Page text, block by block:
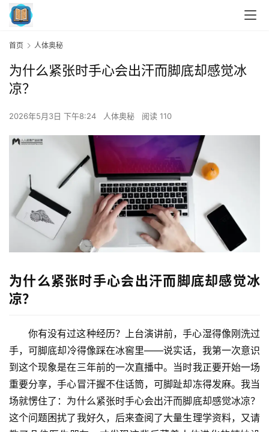
首页 人体奥秘
为什么紧张时手心会出汗而脚底却感觉冰
凉？
2026年5月3日 下午8:24 人体奥秘 阅读 110
为什么紧张时手心会出汗而脚底却感觉冰
凉？
你有没有过这种经历？上台演讲前，手心湿得像刚洗过
手，可脚底却冷得像踩在冰窖里——说实话，我第一次意识
到这个现象是在三年前的一次直播中。当时我正要开始一场
重要分享，手心冒汗握不住话筒，可脚趾却冻得发麻。我当
场就愣住了：为什么紧张时手心会出汗而脚底却感觉冰凉？
这个问题困扰了我好久，后来查阅了大量生理学资料，又请